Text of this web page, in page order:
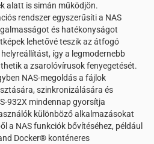
alatt is simán működjön.
rendszer egyszerűsíti a NAS
és hatékonyságot
lehetővé teszik az átfogó
így a legmodernebb
a zsarolóvírusok fenyegetését.
NAS-megoldás a fájlok
szinkronizálására és
932X mindennap gyorsítja
különböző alkalmazásokat
a NAS funkciók bővítéséhez, például
Docker® konténeres